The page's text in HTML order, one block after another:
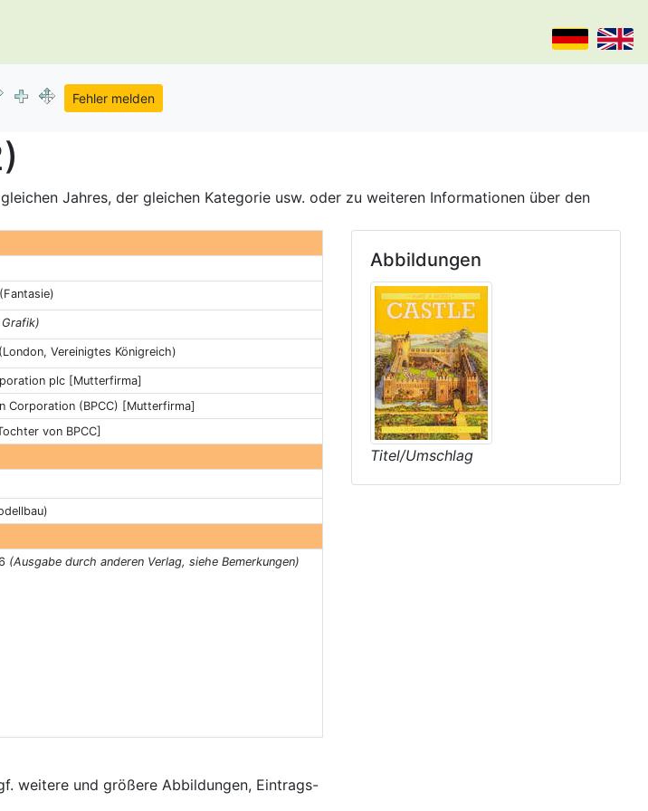
Jahres, der gleichen Kategorie usw. oder zu weiteren Informationen über den
Vereinigtes Königreich)
plc [Mutterfirma]
Corporation (BPCC) [Mutterfirma]
von BPCC]
(Ausgabe durch anderen Verlag, siehe Bemerkungen)
weitere und größere Abbildungen, Eintrags-
Abbildungen
Titel/Umschlag